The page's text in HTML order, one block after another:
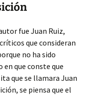
fue Juan Ruiz,
que consideran
no ha sido
que conste que
que se llamara Juan
se piensa que el